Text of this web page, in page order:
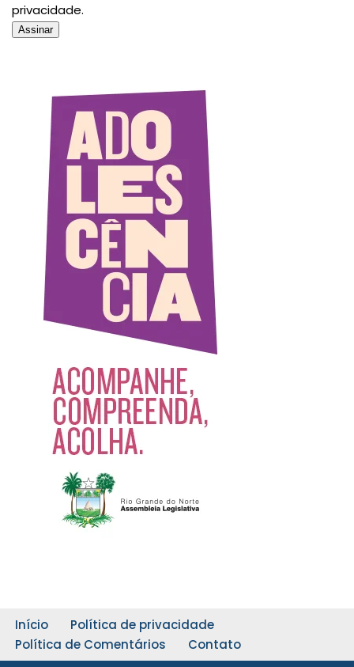
privacidade.
Início
Política de privacidade
Política de Comentários
Contato